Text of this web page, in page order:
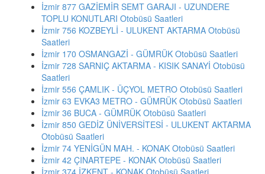
İzmir 877 GAZİEMİR SEMT GARAJI - UZUNDERE
TOPLU KONUTLARI Otobüsü Saatleri
İzmir 756 KOZBEYLİ - ULUKENT AKTARMA Otobüsü
Saatleri
İzmir 170 OSMANGAZİ - GÜMRÜK Otobüsü Saatleri
İzmir 728 SARNIÇ AKTARMA - KISIK SANAYİ Otobüsü
Saatleri
İzmir 556 ÇAMLIK - ÜÇYOL METRO Otobüsü Saatleri
İzmir 63 EVKA3 METRO - GÜMRÜK Otobüsü Saatleri
İzmir 36 BUCA - GÜMRÜK Otobüsü Saatleri
İzmir 850 GEDİZ ÜNİVERSİTESİ - ULUKENT AKTARMA
Otobüsü Saatleri
İzmir 74 YENİGÜN MAH. - KONAK Otobüsü Saatleri
İzmir 42 ÇINARTEPE - KONAK Otobüsü Saatleri
İzmir 374 İZKENT - KONAK Otobüsü Saatleri